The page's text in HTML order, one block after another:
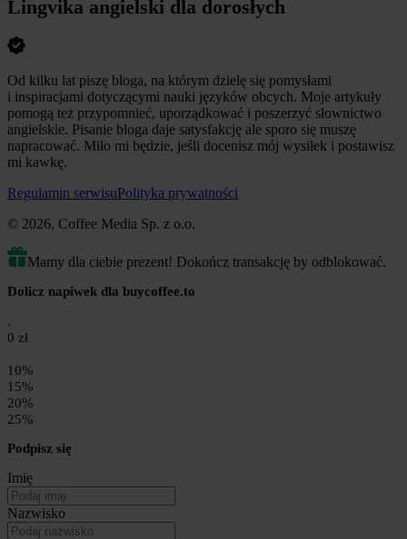
Lingvika angielski dla dorosłych
Od kilku lat piszę bloga, na którym dzielę się pomysłami
i inspiracjami dotyczącymi nauki języków obcych. Moje artykuły
pomogą też przypomnieć, uporządkować i poszerzyć słownictwo
angielskie. Pisanie bloga daje satysfakcję ale sporo się muszę
napracować. Miło mi będzie, jeśli docenisz mój wysiłek i postawisz
mi kawkę.
Regulamin serwisuPolityka prywatności
© 2026, Coffee Media Sp. z o.o.
Mamy dla ciebie prezent! Dokończ transakcję by odblokować.
Dolicz napiwek dla buycoffee.to
0 zł
10%
15%
20%
25%
Podpisz się
Imię
Nazwisko